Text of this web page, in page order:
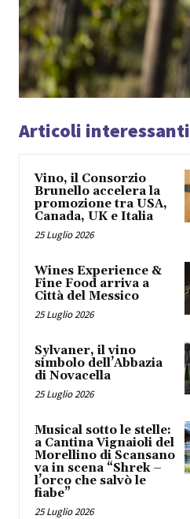
Articoli interessanti
Vino, il Consorzio
Brunello accelera la
promozione tra USA,
Canada, UK e Italia
25 Luglio 2026
Wines Experience &
Fine Food arriva a
Città del Messico
25 Luglio 2026
Sylvaner, il vino
simbolo dell’Abbazia
di Novacella
25 Luglio 2026
Musical sotto le stelle:
a Cantina Vignaioli del
Morellino di Scansano
va in scena “Shrek –
l’orco che salvò le
fiabe”
25 Luglio 2026